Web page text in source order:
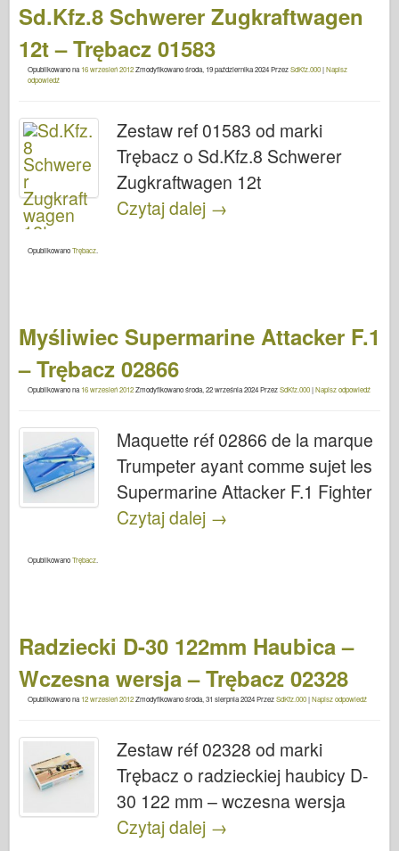
Sd.Kfz.8 Schwerer Zugkraftwagen
12t – Trębacz 01583
Opublikowano na 16 wrzesień 2012Zmodyfikowanośroda, 19 października 2024PrzezSdKfz.000|Napisz
odpowiedź
Zestaw ref 01583 od marki
Trębacz o Sd.Kfz.8 Schwerer
Zugkraftwagen 12t
Czytaj dalej →
OpublikowanoTrębacz
Myśliwiec Supermarine Attacker F.1
– Trębacz 02866
Opublikowano na 16 wrzesień 2012Zmodyfikowanośroda, 22 września 2024PrzezSdKfz.000|Napisz odpowiedź
Maquette réf 02866 de la marque
Trumpeter ayant comme sujet les
Supermarine Attacker F.1 Fighter
Czytaj dalej →
OpublikowanoTrębacz
Radziecki D-30 122mm Haubica –
Wczesna wersja – Trębacz 02328
Opublikowano na 12 wrzesień 2012Zmodyfikowanośroda, 31 sierpnia 2024PrzezSdKfz.000|Napisz odpowiedź
Zestaw réf 02328 od marki
Trębacz o radzieckiej haubicy D-
30 122 mm – wczesna wersja
Czytaj dalej →